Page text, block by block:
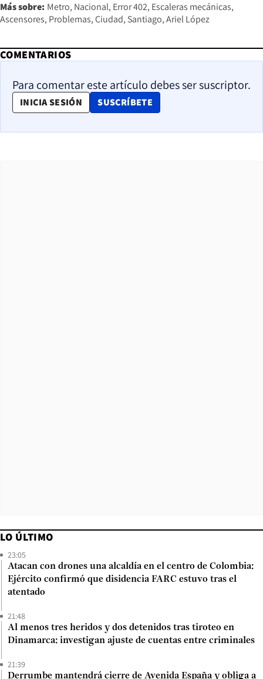
Más sobre: Metro Nacional Error 402 Escaleras mecánicas
Ascensores Problemas Ciudad Santiago Ariel López
COMENTARIOS
Para comentar este artículo debes ser suscriptor.
INICIA SESIÓN SUSCRÍBETE
OPENS IN NEW WINDOW
LO ÚLTIMO
23:05
Atacan con drones una alcaldía en el centro de Colombia:
Ejército confirmó que disidencia FARC estuvo tras el
atentado
21:48
Al menos tres heridos y dos detenidos tras tiroteo en
Dinamarca: investigan ajuste de cuentas entre criminales
21:39
Derrumbe mantendrá cierre de Avenida España y obliga a